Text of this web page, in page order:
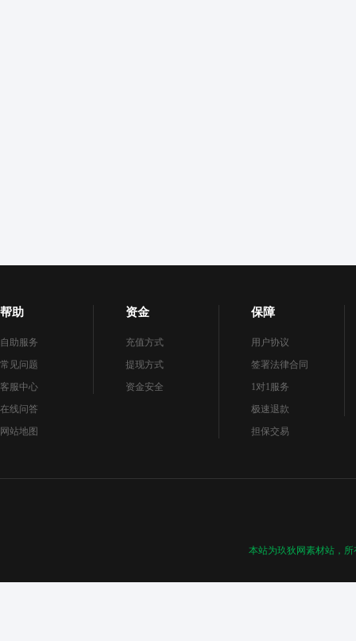
帮助
自助服务
常见问题
客服中心
在线问答
网站地图
资金
充值方式
提现方式
资金安全
保障
用户协议
签署法律合同
1对1服务
极速退款
担保交易
本站为玖狄网素材站，